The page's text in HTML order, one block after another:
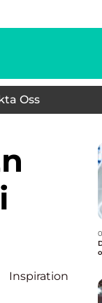
Oss
Inspiration